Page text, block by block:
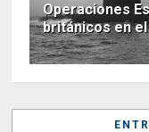
Operaciones
británicos en